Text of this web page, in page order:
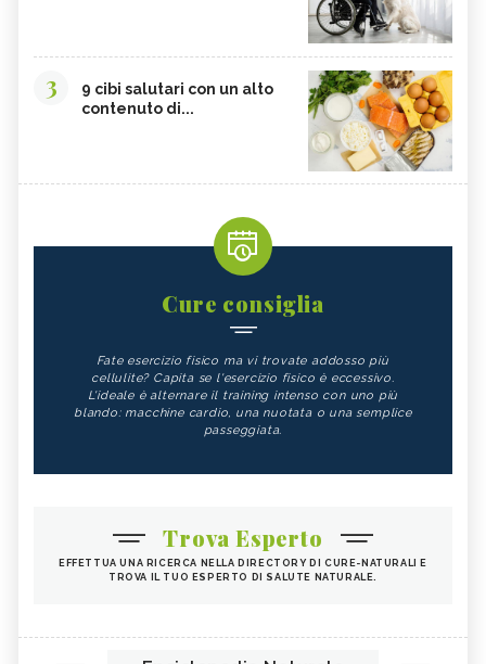
3
9 cibi salutari con un alto
contenuto di...
Cure consiglia
Fate esercizio fisico ma vi trovate addosso più
cellulite? Capita se l'esercizio fisico è eccessivo.
L'ideale è alternare il training intenso con uno più
blando: macchine cardio, una nuotata o una semplice
passeggiata.
Trova Esperto
EFFETTUA UNA RICERCA NELLA DIRECTORY DI CURE-NATURALI E
TROVA IL TUO ESPERTO DI SALUTE NATURALE.